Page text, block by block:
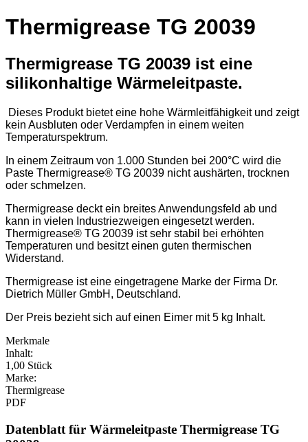
Thermigrease TG 20039
Thermigrease TG 20039 ist eine
silikonhaltige Wärmeleitpaste.
Dieses Produkt bietet eine hohe Wärmleitfähigkeit und zeigt
kein Ausbluten oder Verdampfen in einem weiten
Temperaturspektrum.
In einem Zeitraum von 1.000 Stunden bei 200°C wird die
Paste Thermigrease® TG 20039 nicht aushärten, trocknen
oder schmelzen.
Thermigrease deckt ein breites Anwendungsfeld ab und
kann in vielen Industriezweigen eingesetzt werden.
Thermigrease® TG 20039 ist sehr stabil bei erhöhten
Temperaturen und besitzt einen guten thermischen
Widerstand.
Thermigrease ist eine eingetragene Marke der Firma Dr.
Dietrich Müller GmbH, Deutschland.
Der Preis bezieht sich auf einen Eimer mit 5 kg Inhalt.
Merkmale
Inhalt:
1,00 Stück
Marke:
Thermigrease
PDF
Datenblatt für Wärmeleitpaste Thermigrease TG